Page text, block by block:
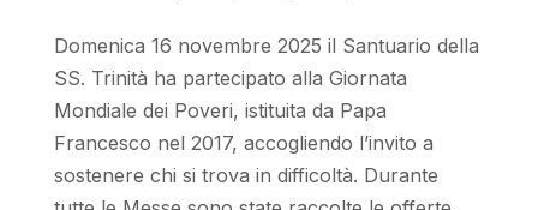
Domenica 16 novembre 2025 il Santuario della
SS. Trinità ha partecipato alla Giornata
Mondiale dei Poveri, istituita da Papa
Francesco nel 2017, accogliendo l’invito a
sostenere chi si trova in difficoltà. Durante